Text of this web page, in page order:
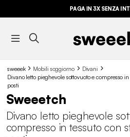
PAGA IN 3X SENZA
sweeek Mobili soggiorno
Divani
Divano letto pieghevole sottovuoto e compresso
posti
Sweeetch
Divano letto pieghevole
compresso in tessuto con